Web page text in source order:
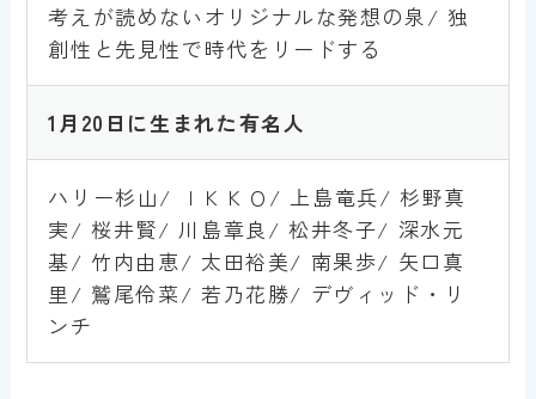
考えが読めないオリジナルな発想の泉/ 独
創性と先見性で時代をリードする
1月 20 日に生まれた有名人
ハリー杉山/ ＩＫＫＯ/ 上島竜兵/ 杉野真
実/ 桜井賢/ 川島章良/ 松井冬子/ 深水元
基/ 竹内由恵/ 太田裕美/ 南果歩/ 矢口真
里/ 鷲尾伶菜/ 若乃花勝/ デヴィッド・リ
ンチ